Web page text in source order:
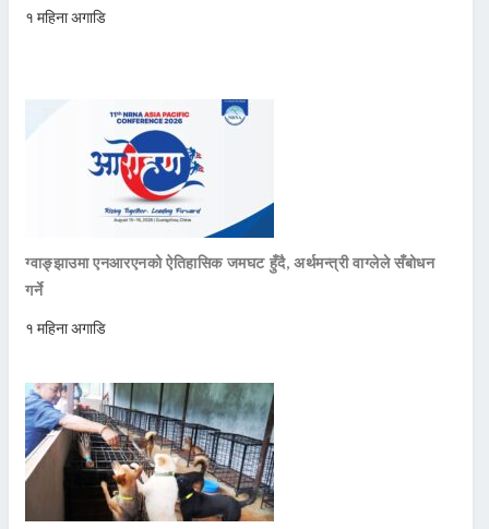
१ महिना अगाडि
ग्वाङ्झाउमा एनआरएनको ऐतिहासिक जमघट हुँदै, अर्थमन्त्री वाग्लेले सँबोधन
गर्ने
१ महिना अगाडि